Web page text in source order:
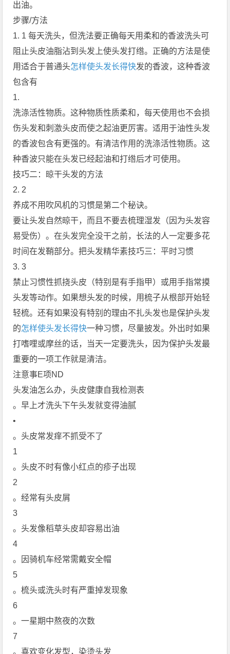
出油。
步骤/方法
1. 1 每天洗头，但洗法要正确每天用柔和的香波洗头可
阻止头皮油脂沾到头发上使头发打绺。正确的方法是使
用适合于普通头怎样使头发长得快发的香波，这种香波
包含有
1.
洗涤活性物质。这种物质性质柔和，每天使用也不会损
伤头发和刺激头皮而使之起油更厉害。适用于油性头发
的香波包含有更强的。有清洁作用的洗涤活性物质。这
种香波只能在头发已经起油和打绺后才可使用。
技巧二：晾干头发的方法
2. 2
养成不用吹风机的习惯是第二个秘诀。
要让头发自然晾干，而且不要去梳理湿发（因为头发容
易受伤）。在头发完全没干之前，长法的人一定要多花
时间在发鞘部分。把头发精华素技巧三：平时习惯
3. 3
禁止习惯性抓挠头皮（特别是有手指甲）或用手指常摸
头发等动作。如果想头发的时候，用梳子从根部开始轻
轻梳。还有如果没有特别的理由不扎头发也是保护头发
的怎样使头发长得快一种习惯，尽量披发。外出时如果
打嗜哩或摩丝的话，当天一定要洗头，因为保护头发最
重要的一项工作就是清洁。
注意事E项ND
头发油怎么办，头皮健康自我检测表
。早上才洗头下午头发就变得油腻
•
。头皮常发痒不抓受不了
1
。头皮不时有像小红点的疹子出现
2
。经常有头皮屑
3
。头发像稻草头皮却容易出油
4
。因骑机车经常需戴安全帽
5
。梳头或洗头时有严重掉发现象
6
。一星期中熬夜的次数
7
。喜欢变化发型，染烫头发